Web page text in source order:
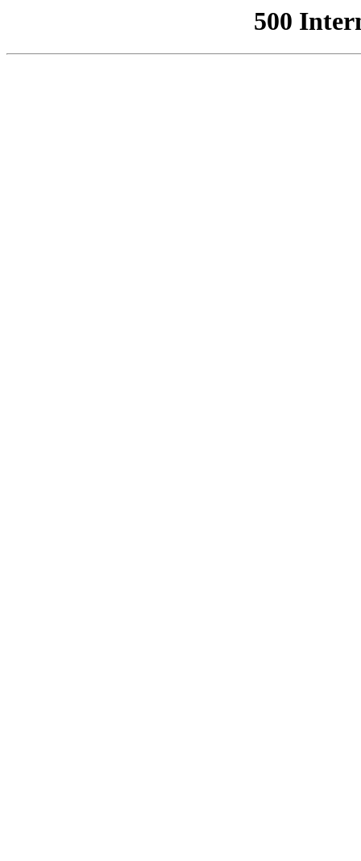
500